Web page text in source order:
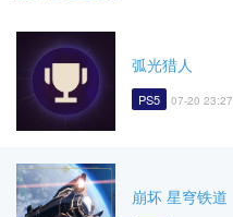
弧光猎人
PS5 07-20 23:27
崩坏 星穹铁道